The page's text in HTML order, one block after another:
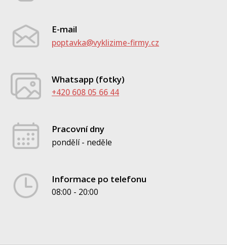
E-mail
poptavka@vyklizime-firmy.cz
Whatsapp (fotky)
+420 608 05 66 44
Pracovní dny
pondělí - neděle
Informace po telefonu
08:00 - 20:00